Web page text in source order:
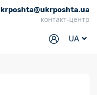
контакт-центр
UA